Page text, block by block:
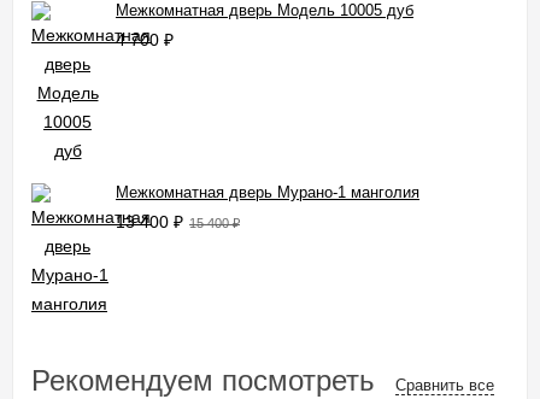
Межкомнатная дверь Модель 10005 дуб
4 700 ₽
Межкомнатная дверь Мурано-1 манголия
13 400 ₽ 15 400₽
Рекомендуем посмотреть Сравнить все